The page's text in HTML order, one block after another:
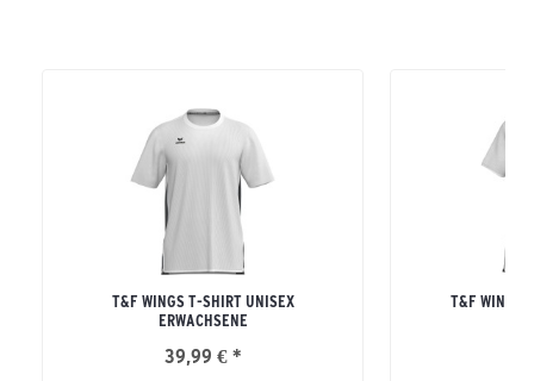
T&F WINGS T-SHIRT UNISEX
ERWACHSENE
39,99 € *
T&F WINGS